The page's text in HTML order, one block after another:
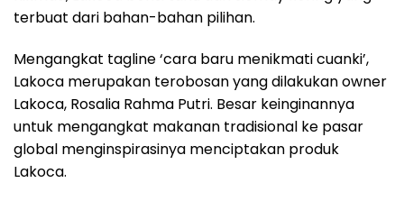
terbuat dari bahan-bahan pilihan.
Mengangkat tagline ‘cara baru menikmati cuanki’,
Lakoca merupakan terobosan yang dilakukan owner
Lakoca, Rosalia Rahma Putri. Besar keinginannya
untuk mengangkat makanan tradisional ke pasar
global menginspirasinya menciptakan produk
Lakoca.